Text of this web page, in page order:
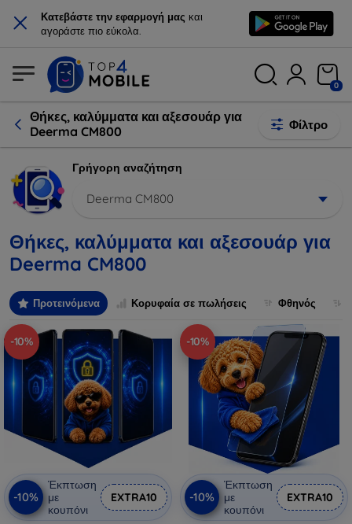
× Κατεβάστε την εφαρμογή μας και
αγοράστε πιο εύκολα.
0
Θήκες, καλύμματα και αξεσουάρ για
Deerma CM800
Φίλτρο
Γρήγορη αναζήτηση
Deerma CM800
Θήκες, καλύμματα και αξεσουάρ για
Deerma CM800
Προτεινόμενα Κορυφαία σε πωλήσεις Φθηνός
-10%
-10%
Έκπτωση
με
κουπόνι
EXTRA10
-10%
-10%
Έκπτωση
με
κουπόνι
EXTRA10